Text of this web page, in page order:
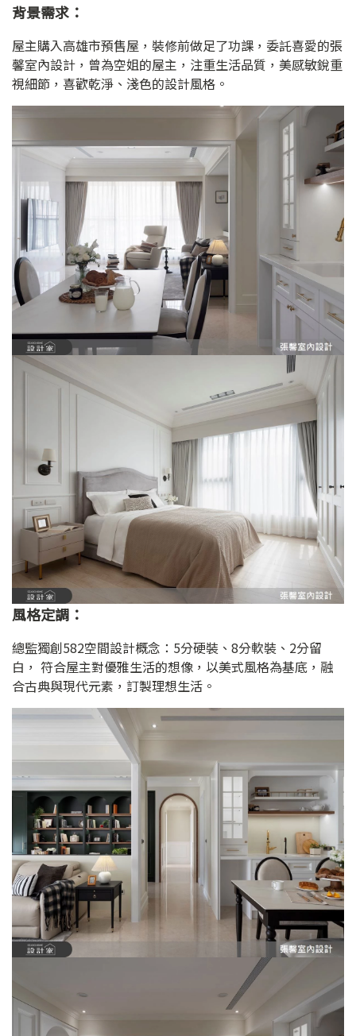
背景需求：
屋主購入高雄市預售屋，裝修前做足了功課，委託喜愛的張
馨室內設計，曾為空姐的屋主，注重生活品質，美感敏銳重
視細節，喜歡乾淨、淺色的設計風格。
風格定調：
總監獨創582空間設計概念：5分硬裝、8分軟裝、2分留
白， 符合屋主對優雅生活的想像，以美式風格為基底，融
合古典與現代元素，訂製理想生活。